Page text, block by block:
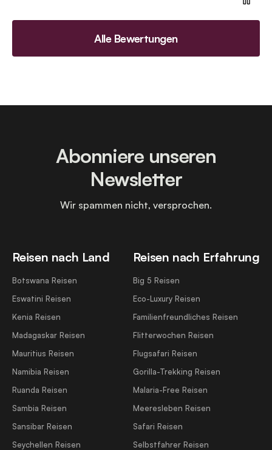
Alle Bewertungen
Reisen nach Land
Botswana Reisen
Eswatini Reisen
Kenia Reisen
Madagaskar Reisen
Mauritius Reisen
Namibia Reisen
Ruanda Reisen
Sambia Reisen
Sansibar Reisen
Seychellen Reisen
Reisen nach Erfahrung
Big 5 Reisen
Eco-Luxury Reisen
Familienfreundliches Reisen
Flitterwochen Reisen
Flugsafari Reisen
Gorilla-Trekking Reisen
Malaria-Free Reisen
Meeresleben Reisen
Safari Reisen
Selbstfahrer Reisen
Abonniere unseren
Newsletter
Wir spammen nicht, versprochen.